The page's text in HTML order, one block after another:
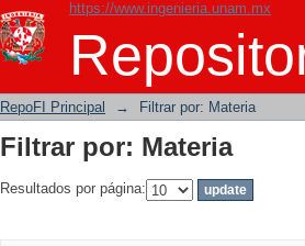
https://www.ingenieria.unam.mx
Filtrar por: Materia
RepoFI Principal → Filtrar por: Materia
Filtrar por: Materia
Resultados por página: